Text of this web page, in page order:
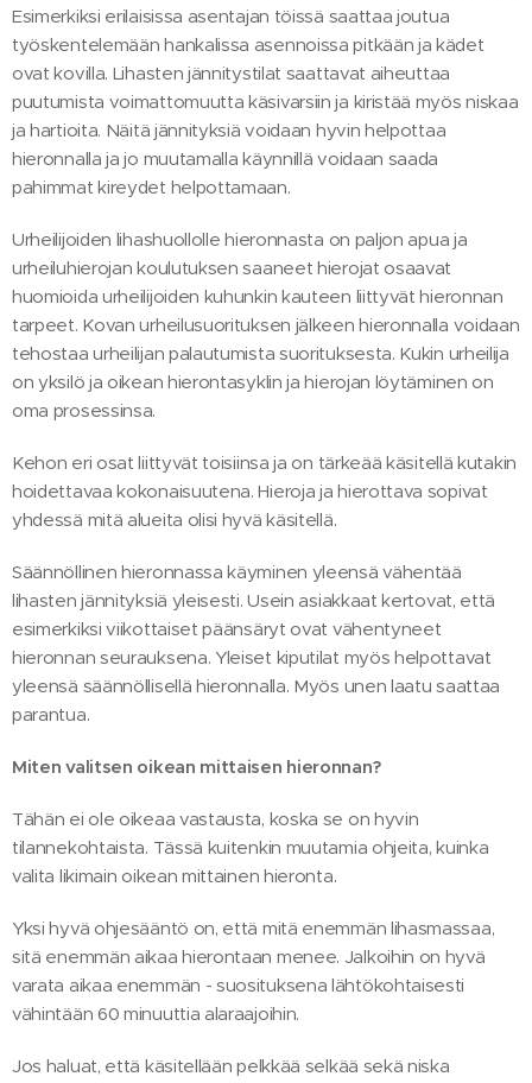
Esimerkiksi erilaisissa asentajan töissä saattaa joutua
työskentelemään hankalissa asennoissa pitkään ja kädet
ovat kovilla. Lihasten jännitystilat saattavat aiheuttaa
puutumista voimattomuutta käsivarsiin ja kiristää myös niskaa
ja hartioita. Näitä jännityksiä voidaan hyvin helpottaa
hieronnalla ja jo muutamalla käynnillä voidaan saada
pahimmat kireydet helpottamaan.
Urheilijoiden lihashuollolle hieronnasta on paljon apua ja
urheiluhierojan koulutuksen saaneet hierojat osaavat
huomioida urheilijoiden kuhunkin kauteen liittyvät hieronnan
tarpeet. Kovan urheilusuorituksen jälkeen hieronnalla voidaan
tehostaa urheilijan palautumista suorituksesta. Kukin urheilija
on yksilö ja oikean hierontasyklin ja hierojan löytäminen on
oma prosessinsa.
Kehon eri osat liittyvät toisiinsa ja on tärkeää käsitellä kutakin
hoidettavaa kokonaisuutena. Hieroja ja hierottava sopivat
yhdessä mitä alueita olisi hyvä käsitellä.
Säännöllinen hieronnassa käyminen yleensä vähentää
lihasten jännityksiä yleisesti. Usein asiakkaat kertovat, että
esimerkiksi viikottaiset päänsäryt ovat vähentyneet
hieronnan seurauksena. Yleiset kiputilat myös helpottavat
yleensä säännöllisellä hieronnalla. Myös unen laatu saattaa
parantua.
Miten valitsen oikean mittaisen hieronnan?
Tähän ei ole oikeaa vastausta, koska se on hyvin
tilannekohtaista. Tässä kuitenkin muutamia ohjeita, kuinka
valita likimain oikean mittainen hieronta.
Yksi hyvä ohjesääntö on, että mitä enemmän lihasmassaa,
sitä enemmän aikaa hierontaan menee. Jalkoihin on hyvä
varata aikaa enemmän - suosituksena lähtökohtaisesti
vähintään 60 minuuttia alaraajoihin.
Jos haluat, että käsitellään pelkkää selkää sekä niska